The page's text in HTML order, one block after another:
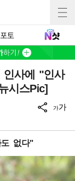
포토
인사에 "인사
시스Pic]
가가
없다"